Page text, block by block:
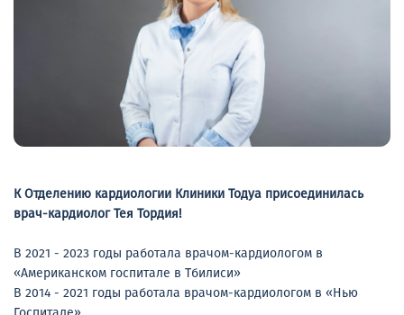
К Отделению кардиологии Клиники Тодуа присоединилась
врач-кардиолог Тея Тордия!
В 2021 - 2023 годы работала врачом-кардиологом в
«Американском госпитале в Тбилиси»
В 2014 - 2021 годы работала врачом-кардиологом в «Нью